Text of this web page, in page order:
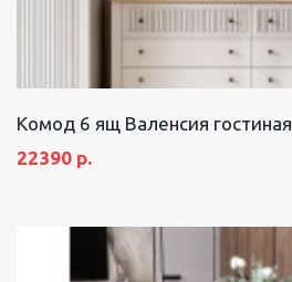
Комод 6 ящ Валенсия гостиная
22390 р.